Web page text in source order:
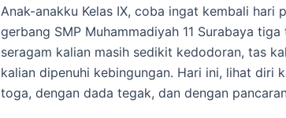
​Anak-anakku Kelas IX, coba ingat kembali hari
gerbang SMP Muhammadiyah 11 Surabaya
seragam kalian masih sedikit kedodoran, tas
kalian dipenuhi kebingungan. Hari ini, lihat diri
toga, dengan dada tegak, dan dengan